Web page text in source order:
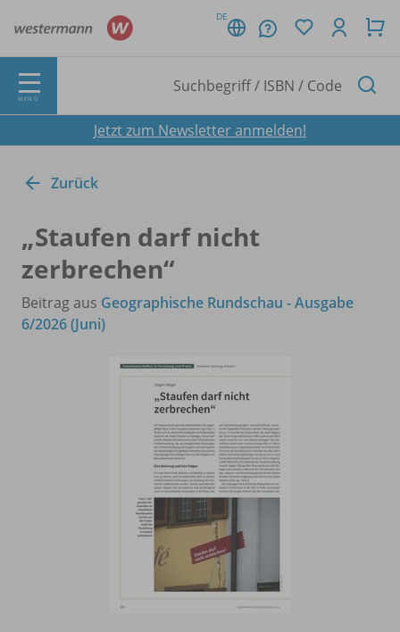
DE
MENÜ
Jetzt zum Newsletter anmelden!
Zurück
„Staufen darf nicht
zerbrechen“
Beitrag aus Geographische Rundschau - Ausgabe
6/2026 (Juni)